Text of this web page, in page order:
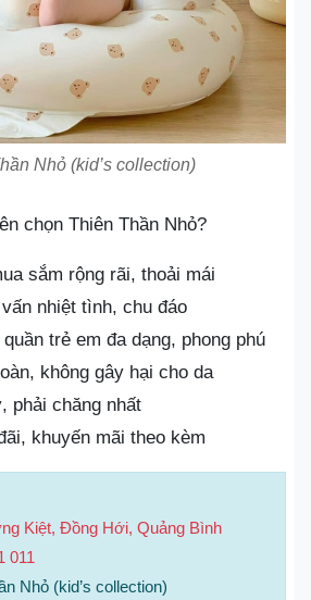
Nhỏ (kid’s collection)
chọn Thiên Thần Nhỏ?
sắm rộng rãi, thoải mái
nhiệt tình, chu đáo
trẻ em đa dạng, phong phú
không gây hại cho da
phải chăng nhất
khuyến mãi theo kèm
Kiệt, Đồng Hới, Quảng Bình
011
Nhỏ (kid’s collection)